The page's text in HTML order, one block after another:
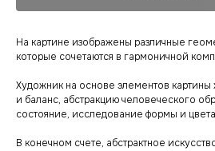
На картине изображены различные
которые сочетаются в гармоничной
Художник на основе элементов картины
и баланс, абстракцию человеческого
состояние, исследование формы и
В конечном счете, абстрактное